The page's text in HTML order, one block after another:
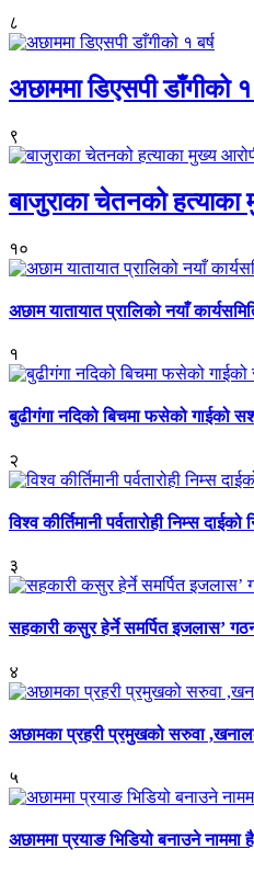
८
अछाममा डिएसपी डाँगीको १
९
बाजुराका चेतनको हत्याका
१०
अछाम यातायात प्रालिको नयाँ
१
बुढीगंगा नदिको बिचमा फसेको गाईको
२
विश्व कीर्तिमानी पर्वतारोही निम्स दाईको
३
सहकारी कसुर हेर्ने समर्पित इजलास’
४
अछामका प्रहरी प्रमुखको सरुवा
५
अछाममा प्रयाङ भिडियो बनाउने नाममा